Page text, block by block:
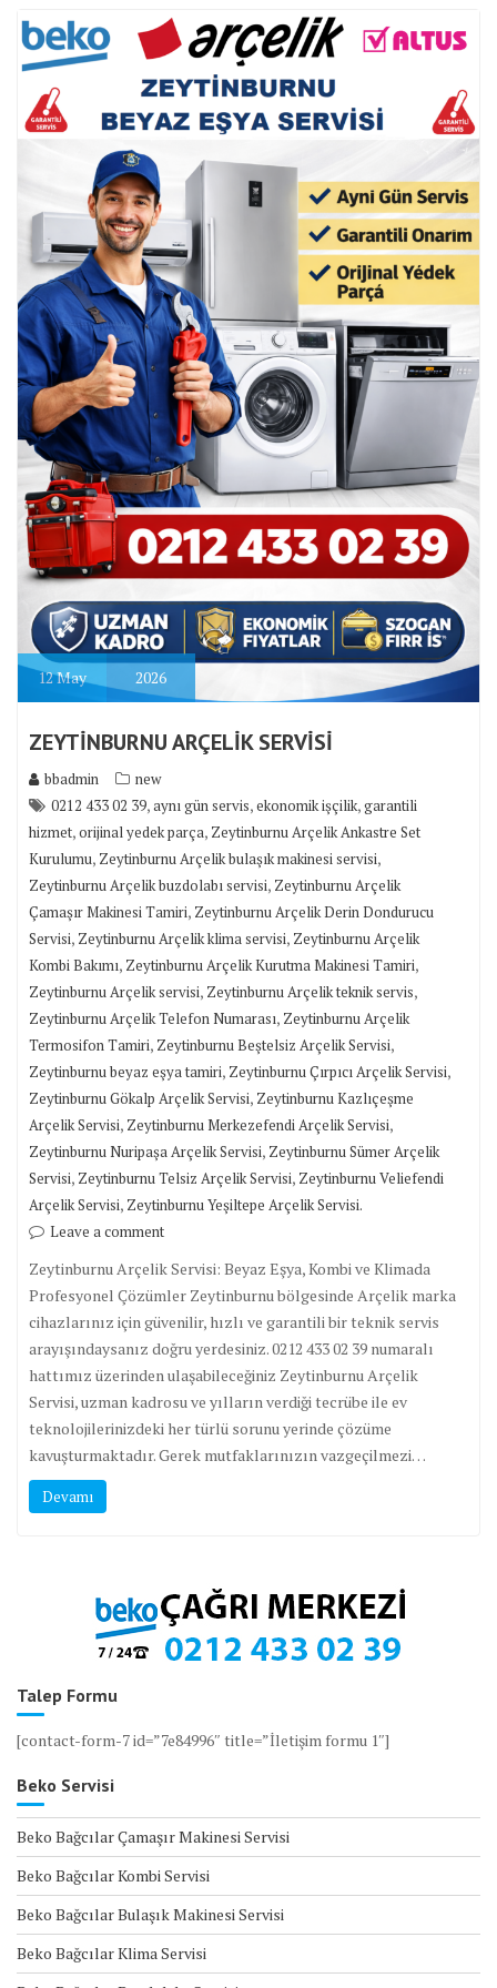
12May 2026
ZEYTİNBURNU ARÇELİK SERVİSİ
bbadmin
new
0212 433 02 39,aynı gün servis,ekonomik işçilik,garantili
hizmet,orijinal yedek parça, Zeytinburnu Arçelik Ankastre Set
Kurulumu, Zeytinburnu Arçelik bulaşık makinesi servisi,
Zeytinburnu Arçelik buzdolabı servisi, Zeytinburnu Arçelik
Çamaşır Makinesi Tamiri, Zeytinburnu Arçelik Derin Dondurucu
Servisi, Zeytinburnu Arçelik klima servisi, Zeytinburnu Arçelik
Kombi Bakımı, Zeytinburnu Arçelik Kurutma Makinesi Tamiri,
Zeytinburnu Arçelik servisi, Zeytinburnu Arçelik teknik servis,
Zeytinburnu Arçelik Telefon Numarası, Zeytinburnu Arçelik
Termosifon Tamiri, Zeytinburnu Beştelsiz Arçelik Servisi,
Zeytinburnu beyaz eşya tamiri, Zeytinburnu Çırpıcı Arçelik Servisi,
Zeytinburnu Gökalp Arçelik Servisi, Zeytinburnu Kazlıçeşme
Arçelik Servisi, Zeytinburnu Merkezefendi Arçelik Servisi,
Zeytinburnu Nuripaşa Arçelik Servisi, Zeytinburnu Sümer Arçelik
Servisi, Zeytinburnu Telsiz Arçelik Servisi, Zeytinburnu Veliefendi
Arçelik Servisi, Zeytinburnu Yeşiltepe Arçelik Servisi.
Leave a comment
Zeytinburnu Arçelik Servisi: Beyaz Eşya, Kombi ve Klimada
Profesyonel Çözümler Zeytinburnu bölgesinde Arçelik marka
cihazlarınız için güvenilir, hızlı ve garantili bir teknik servis
arayışındaysanız doğru yerdesiniz. 0212 433 02 39 numaralı
hattımız üzerinden ulaşabileceğiniz Zeytinburnu Arçelik
Servisi, uzman kadrosu ve yılların verdiği tecrübe ile ev
teknolojilerinizdeki her türlü sorunu yerinde çözüme
kavuşturmaktadır. Gerek mutfaklarınızın vazgeçilmezi…
Devamı
Talep Formu
[contact-form-7 id=”7e84996″ title=”İletişim formu 1″]
Beko Servisi
Beko Bağcılar Çamaşır Makinesi Servisi
Beko Bağcılar Kombi Servisi
Beko Bağcılar Bulaşık Makinesi Servisi
Beko Bağcılar Klima Servisi